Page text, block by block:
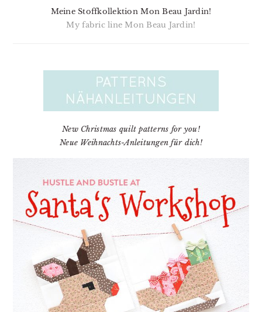
Meine Stoffkollektion Mon Beau Jardin!
My fabric line Mon Beau Jardin!
New Christmas quilt patterns for you!
Neue Weihnachts-Anleitungen für dich!